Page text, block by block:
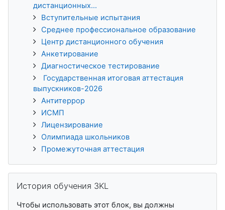
дистанционных...
Вступительные испытания
Среднее профессиональное образование
Центр дистанционного обучения
Анкетирование
Диагностическое тестирование
Государственная итоговая аттестация
выпускников-2026
Антитеррор
ИСМП
Лицензирование
Олимпиада школьников
Промежуточная аттестация
История обучения 3KL
Чтобы использовать этот блок, вы должны